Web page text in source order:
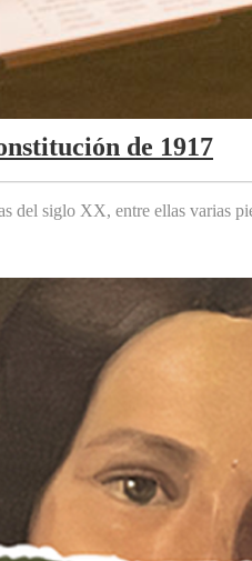
de 1917
del siglo XX, entre ellas varias